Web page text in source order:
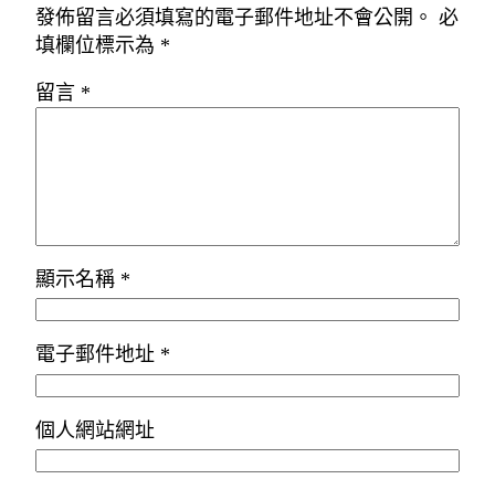
發佈留言必須填寫的電子郵件地址不會公開。 必
填欄位標示為 *
留言 *
顯示名稱 *
電子郵件地址 *
個人網站網址